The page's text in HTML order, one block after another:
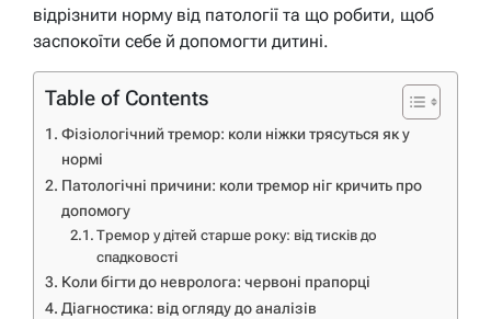
відрізнити норму від патології та що робити, щоб
заспокоїти себе й допомогти дитині.
Table of Contents
Фізіологічний тремор: коли ніжки трясуться як у
нормі
Патологічні причини: коли тремор ніг кричить про
допомогу
Тремор у дітей старше року: від тисків до
спадковості
Коли бігти до невролога: червоні прапорці
Діагностика: від огляду до аналізів